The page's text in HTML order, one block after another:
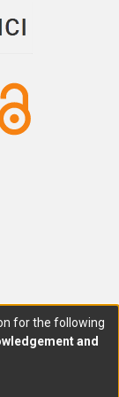
en el tiempo,
paliar la crítica
sustainable in
the critical
for the following
and